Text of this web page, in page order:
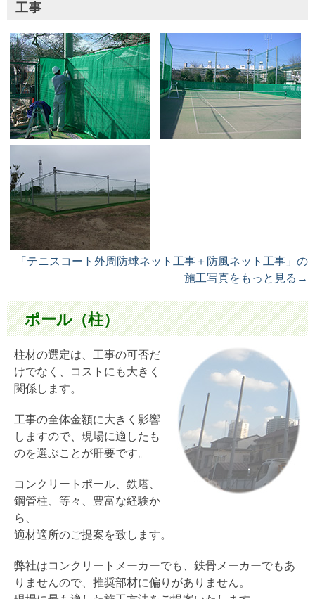
工事
「テニスコート外周防球ネット工事＋防風ネット工事」の
施工写真をもっと見る→
ポール（柱）
柱材の選定は、工事の可否だ
けでなく、コストにも大きく
関係します。
工事の全体金額に大きく影響
しますので、現場に適したも
のを選ぶことが肝要です。
コンクリートポール、鉄塔、
鋼管柱、等々、豊富な経験か
ら、
適材適所のご提案を致します。
弊社はコンクリートメーカーでも、鉄骨メーカーでもあ
りませんので、推奨部材に偏りがありません。